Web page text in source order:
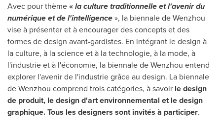
Avec pour thème«la culture traditionnelle et l'avenir du
numérique et de l'intelligence», la biennale de Wenzhou
vise à présenter et à encourager des concepts et des
formes de design avant-gardistes. En intégrant le design à
la culture, à la science et à la technologie, à la mode, à
l'industrie et à l'économie, la biennale de Wenzhou entend
explorer l'avenir de l'industrie grâce au design. La biennale
de Wenzhou comprend trois catégories, à savoir le design
de produit, le design d'art environnemental et le design
graphique.Tous les designers sont invités à participer.